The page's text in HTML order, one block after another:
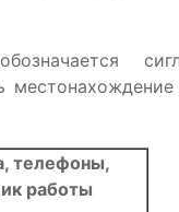
телефоны,
работы